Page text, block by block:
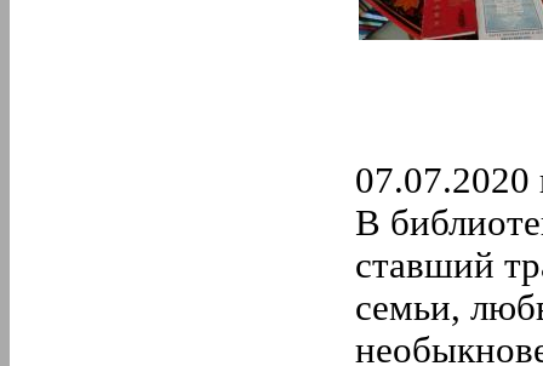
07.07.2020
В
ставший
семьи,